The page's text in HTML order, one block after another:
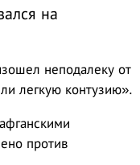
на
неподалеку от
легкую контузию».
против